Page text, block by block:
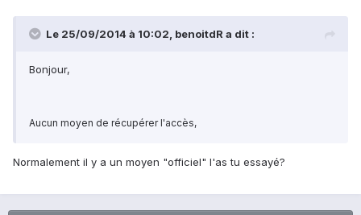
Le 25/09/2014 à 10:02, benoitdR a dit :
Bonjour,
Aucun moyen de récupérer l'accès,
Normalement il y a un moyen "officiel" l'as tu essayé?